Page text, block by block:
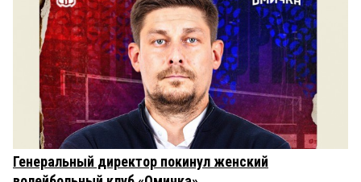
Генеральный директор покинул женский